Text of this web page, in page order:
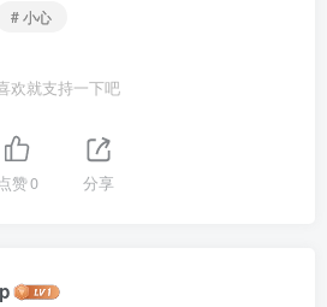
# 小心
欢就支持一下吧
点赞0 分享